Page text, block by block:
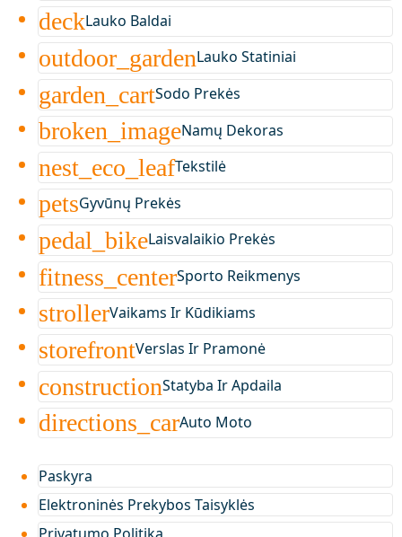
deckLauko Baldai
outdoor_gardenLauko Statiniai
garden_cartSodo Prekės
broken_imageNamų Dekoras
nest_eco_leafTekstilė
petsGyvūnų Prekės
pedal_bikeLaisvalaikio Prekės
fitness_centerSporto Reikmenys
strollerVaikams Ir Kūdikiams
storefrontVerslas Ir Pramonė
constructionStatyba Ir Apdaila
directions_carAuto Moto
Paskyra
Elektroninės Prekybos Taisyklės